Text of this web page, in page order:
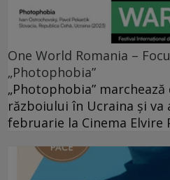
One World Romania –
„Photophobia”
„Photophobia”
războiului în Ucraina și va
februarie la Cinema Elvire